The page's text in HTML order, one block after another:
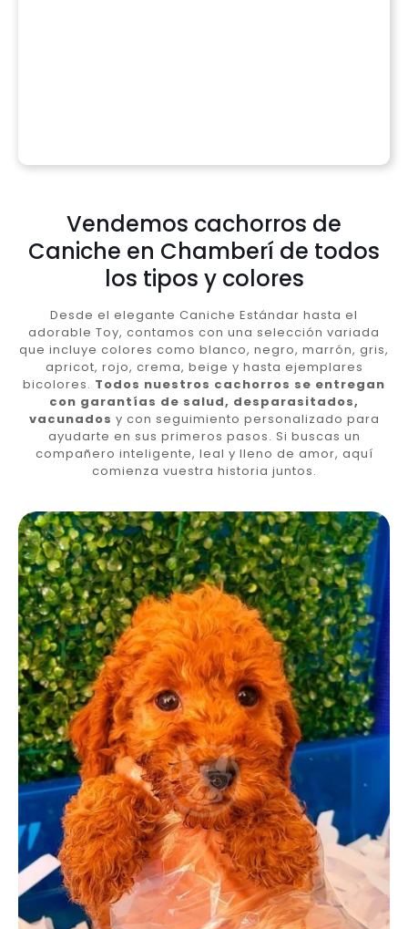
Vendemos cachorros de
Caniche en Chamberí de todos
los tipos y colores
Desde el elegante Caniche Estándar hasta el
adorable Toy, contamos con una selección variada
que incluye colores como blanco, negro, marrón, gris,
apricot, rojo, crema, beige y hasta ejemplares
bicolores. Todos nuestros cachorros se entregan
con garantías de salud, desparasitados,
vacunados y con seguimiento personalizado para
ayudarte en sus primeros pasos. Si buscas un
compañero inteligente, leal y lleno de amor, aquí
comienza vuestra historia juntos.